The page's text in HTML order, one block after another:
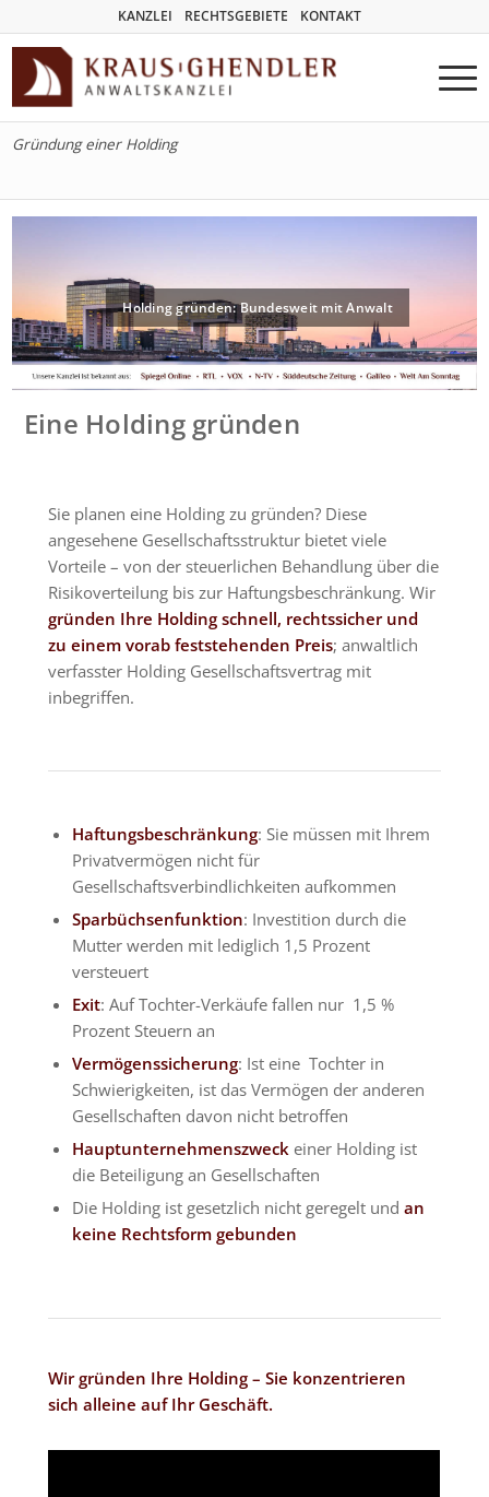
KANZLEI RECHTSGEBIETE KONTAKT
Gründung einer Holding
Holding gründen: Bundesweit mit Anwalt
Eine Holding gründen
Sie planen eine Holding zu gründen? Diese
angesehene Gesellschaftsstruktur bietet viele
Vorteile – von der steuerlichen Behandlung über die
Risikoverteilung bis zur Haftungsbeschränkung. Wir
gründen Ihre Holding schnell, rechtssicher und
zu einem vorab feststehenden Preis; anwaltlich
verfasster Holding Gesellschaftsvertrag mit
inbegriffen.
Haftungsbeschränkung: Sie müssen mit Ihrem
Privatvermögen nicht für
Gesellschaftsverbindlichkeiten aufkommen
Sparbüchsenfunktion: Investition durch die
Mutter werden mit lediglich 1,5 Prozent
versteuert
Exit: Auf Tochter-Verkäufe fallen nur 1,5 %
Prozent Steuern an
Vermögenssicherung: Ist eine Tochter in
Schwierigkeiten, ist das Vermögen der anderen
Gesellschaften davon nicht betroffen
Hauptunternehmenszweck einer Holding ist
die Beteiligung an Gesellschaften
Die Holding ist gesetzlich nicht geregelt undan
keine Rechtsform gebunden
Wir gründen Ihre Holding – Sie konzentrieren
sich alleine auf Ihr Geschäft.